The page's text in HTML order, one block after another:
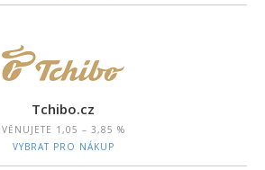
Tchibo.cz
VĚNUJETE 1,05 – 3,85 %
VYBRAT PRO NÁKUP